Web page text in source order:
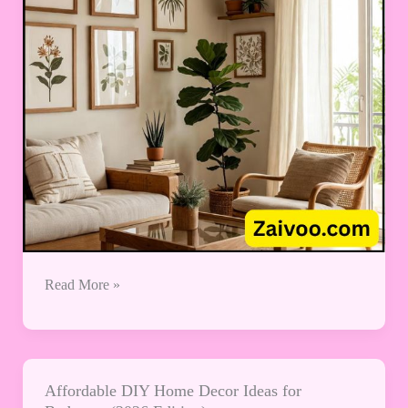
the
Latest
Styles
Read More »
Affordable DIY Home Decor Ideas for
Affordable